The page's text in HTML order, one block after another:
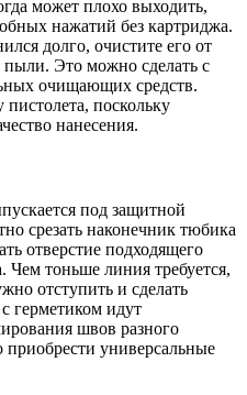
может плохо выходить,
нажатий без картриджа.
долго, очистите его от
пыли. Это можно сделать с
очищающих средств.
пистолета, поскольку
нанесения.
под защитной
срезать наконечник тюбика
отверстие подходящего
Чем тоньше линия требуется,
отступить и сделать
герметиком идут
швов разного
универсальные